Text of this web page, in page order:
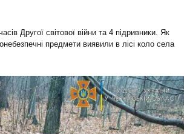
Другої світової війни та 4 підривники. Як
предмети виявили в лісі коло села